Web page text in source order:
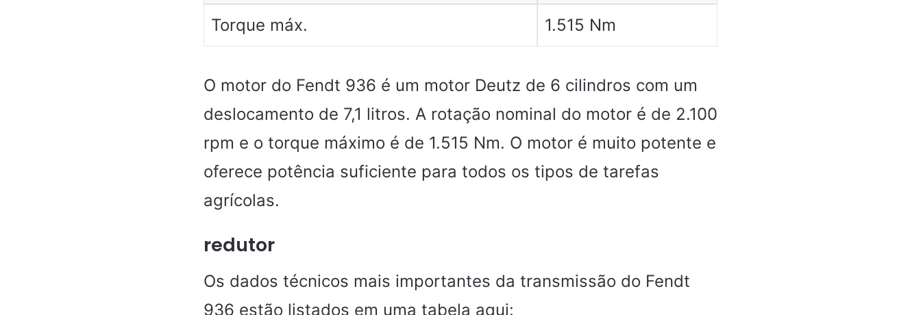
Torque máx. 1.515 Nm
O motor do Fendt 936 é um motor Deutz de 6 cilindros com um
deslocamento de 7,1 litros. A rotação nominal do motor é de 2.100
rpm e o torque máximo é de 1.515 Nm. O motor é muito potente e
oferece potência suficiente para todos os tipos de tarefas
agrícolas.
redutor
Os dados técnicos mais importantes da transmissão do Fendt
936 estão listados em uma tabela aqui: